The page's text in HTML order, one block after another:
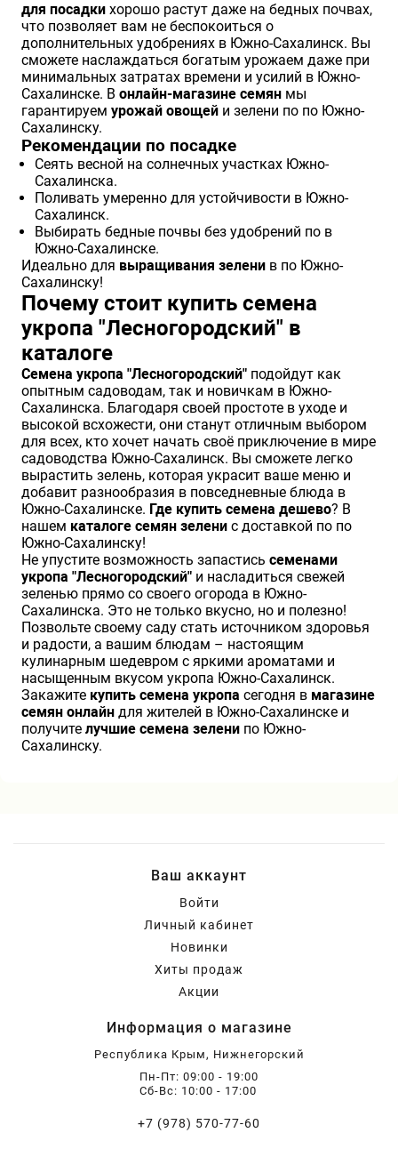
для посадки хорошо растут даже на бедных почвах,
что позволяет вам не беспокоиться о
дополнительных удобрениях в Южно-Сахалинск. Вы
сможете наслаждаться богатым урожаем даже при
минимальных затратах времени и усилий в Южно-
Сахалинске. В онлайн-магазине семян мы
гарантируем урожай овощей и зелени по по Южно-
Сахалинску.
Рекомендации по посадке
Сеять весной на солнечных участках Южно-
Сахалинска.
Поливать умеренно для устойчивости в Южно-
Сахалинск.
Выбирать бедные почвы без удобрений по в
Южно-Сахалинске.
Идеально для выращивания зелени в по Южно-
Сахалинску!
Почему стоит купить семена
укропа "Лесногородский" в
каталоге
Семена укропа "Лесногородский" подойдут как
опытным садоводам, так и новичкам в Южно-
Сахалинска. Благодаря своей простоте в уходе и
высокой всхожести, они станут отличным выбором
для всех, кто хочет начать своё приключение в мире
садоводства Южно-Сахалинск. Вы сможете легко
вырастить зелень, которая украсит ваше меню и
добавит разнообразия в повседневные блюда в
Южно-Сахалинске. Где купить семена дешево? В
нашем каталоге семян зелени с доставкой по по
Южно-Сахалинску!
Не упустите возможность запастись семенами
укропа "Лесногородский" и насладиться свежей
зеленью прямо со своего огорода в Южно-
Сахалинска. Это не только вкусно, но и полезно!
Позвольте своему саду стать источником здоровья
и радости, а вашим блюдам – настоящим
кулинарным шедевром с яркими ароматами и
насыщенным вкусом укропа Южно-Сахалинск.
Закажите купить семена укропа сегодня в магазине
семян онлайн для жителей в Южно-Сахалинске и
получите лучшие семена зелени по Южно-
Сахалинску.
Ваш аккаунт
Войти
Личный кабинет
Новинки
Хиты продаж
Акции
Информация о магазине
Республика Крым, Нижнегорский
Пн-Пт: 09:00 - 19:00
Сб-Вс: 10:00 - 17:00
+7 (978) 570-77-60